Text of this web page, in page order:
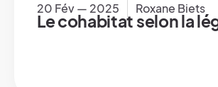
20 Fév — 2025 Roxane Biets
Le cohabitat selon la